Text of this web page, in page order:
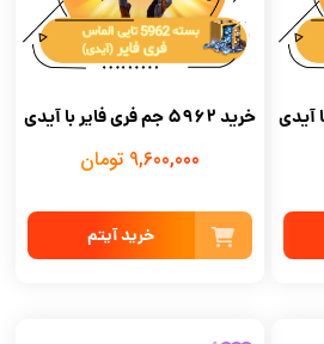
خرید 5962 جم فری فایر با آیدی
9,600,000 تومان
خرید آیتم